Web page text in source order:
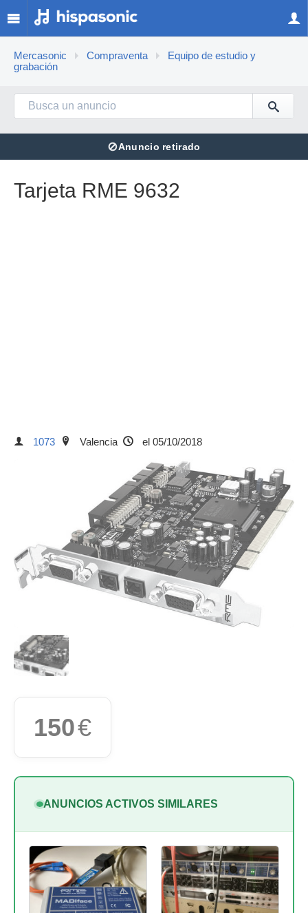
Mercasonic Compraventa
Equipo de estudio y
grabación
⊘Anuncio retirado
Tarjeta RME 9632
1073 Valencia el 05/10/2018
150€
ANUNCIOS ACTIVOS SIMILARES